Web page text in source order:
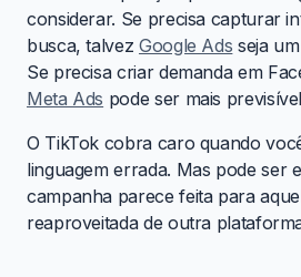
considerar. Se precisa capturar
busca, talvez Google Ads seja
Se precisa criar demanda em
Meta Ads pode ser mais
O TikTok cobra caro quando
linguagem errada. Mas pode ser
campanha parece feita para
reaproveitada de outra